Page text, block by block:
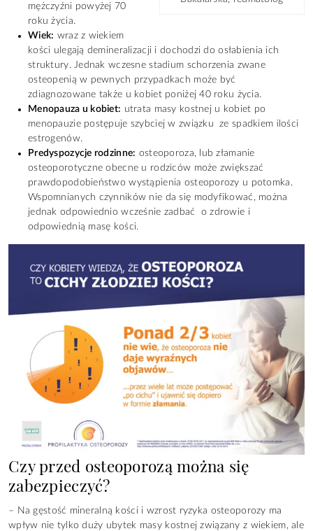
mężczyźni powyżej 70
roku życia.
Wiek: wraz z wiekiem
kości ulegają demineralizacji i dochodzi do osłabienia ich
struktury. Jednak wczesne stadium schorzenia zwane
osteopenią w pewnych przypadkach może być
zdiagnozowane także u kobiet poniżej 40 roku życia.
Menopauza u kobiet: utrata masy kostnej u kobiet po
menopauzie postępuje szybciej w związku ze spadkiem ilości
estrogenów.
Predyspozycje rodzinne: osteoporoza, lub złamanie
osteoporotyczne obecne u rodziców może zwiększać
prawdopodobieństwo wystąpienia osteoporozy u potomka.
Wspomnianych czynników nie da się modyfikować, można
jednak odpowiednio wcześnie zadbać o zdrowie i
odpowiednią masę kości.
Czy przed osteoporozą można się
zabezpieczyć?
– Na gęstość mineralną kości i wzrost ryzyka osteoporozy ma
wpływ nie tylko duży ubytek masy kostnej związany z wiekiem, ale